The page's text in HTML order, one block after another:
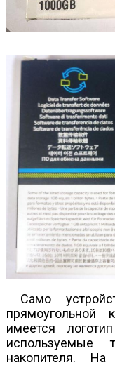
Само
прямоугольной
имеется
используемые
накопителя.